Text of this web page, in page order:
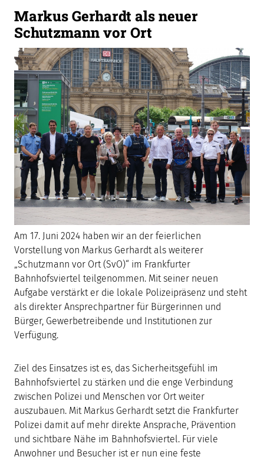
Markus Gerhardt als neuer
Schutzmann vor Ort
Am 17. Juni 2024 haben wir an der feierlichen
Vorstellung von Markus Gerhardt als weiterer
„Schutzmann vor Ort (SvO)“ im Frankfurter
Bahnhofsviertel teilgenommen. Mit seiner neuen
Aufgabe verstärkt er die lokale Polizeipräsenz und steht
als direkter Ansprechpartner für Bürgerinnen und
Bürger, Gewerbetreibende und Institutionen zur
Verfügung.
Ziel des Einsatzes ist es, das Sicherheitsgefühl im
Bahnhofsviertel zu stärken und die enge Verbindung
zwischen Polizei und Menschen vor Ort weiter
auszubauen. Mit Markus Gerhardt setzt die Frankfurter
Polizei damit auf mehr direkte Ansprache, Prävention
und sichtbare Nähe im Bahnhofsviertel. Für viele
Anwohner und Besucher ist er nun eine feste